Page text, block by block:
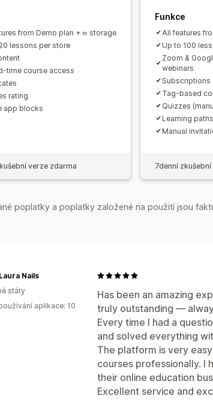
from Demo plan + ∞ storage
lessons per store
time course access
rating
app blocks
verze zdarma
Funkce
All features
Up to 100
Zoom &
webinars
Subscriptions
Tag-based
Quizzes
Learning paths
Manual
7denní
poplatky a poplatky založené na použití jsou
Has been an amazing
truly outstanding —
Every time I had a
and solved everything
The platform is very
courses professionally. I
their online education
Excellent service and
Nails
státy
aplikace: 10